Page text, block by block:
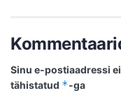
Sinu e-postiaadressi
tähistatud *-ga